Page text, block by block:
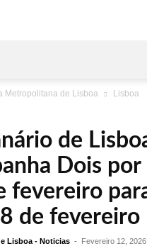
Metropolitana de Lisboa Lisboa
de
Dois por
fevereiro
de fevereiro
Lisboa - Noticias - Fevereiro 12, 2026